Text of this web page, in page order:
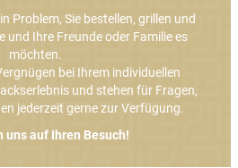
Problem, Sie bestellen, grillen und
und Ihre Freunde oder Familie es
möchten.
bei Ihrem individuellen
und stehen für Fragen,
jederzeit gerne zur Verfügung.
uns auf Ihren Besuch!